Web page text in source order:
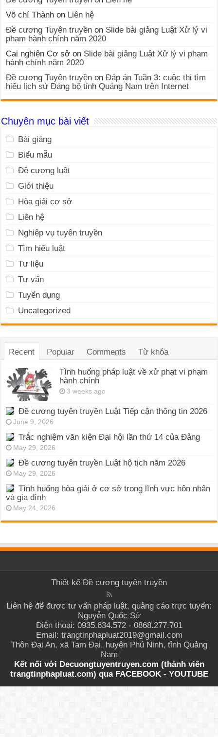
Võ chí Thành on Liên hệ
Đề cương Tuyên truyền on Slide bài giảng Luật Xử lý vi
phạm hành chính năm 2020
Cai nghiện Cơ sở on Slide bài giảng Luật Xử lý vi phạm
hành chính năm 2020
Đề cương Tuyên truyền onĐáp án Tuần 3: cuộc thi tìm
hiểu lịch sử Đảng bộ tỉnh Quảng Nam trên Internet
Chuyên mục bài viết
Bài giảng
Biểu mẫu
Đề cương luật
Giới thiệu
Hòa giải cơ sở
Liên hệ
Nghiệp vụ tuyên truyền
Tìm hiểu luật
Tư liệu
Tư vấn
Tuyển dụng
Uncategorized
Recent Popular Comments Từ khóa
Tình huống pháp luật về xử phạt vi phạm
hành chính
3 weeks ago
Đề cương tuyên truyền Luật Tiếp cận thông tin 2026
June 9, 2026
Trắc nghiệm văn kiện Đại hội lần thứ 14 của Đảng
May 29, 2026
Đề cương tuyên truyền Luật hộ tịch năm 2026
May 29, 2026
Tình huống hòa giải ở cơ sở trong lĩnh vực hôn nhân
và gia đình
May 24, 2026
Thiết kế Đề cương tuyên truyền
Liên hệ để được tư vấn pháp luật, quảng cáo trực tuyến:
Nguyễn Quốc Sử
Điện thoại: 0935.634.572 - 0868.277.701
Email: trangtinphapluat2019@gmail.com
Thôn Đại An, xã Tam Đại, huyện Phú Ninh, tỉnh Quảng
Nam
Kết nối với Decuongtuyentruyen.com (thành viên
trangtinphapluat.com) quaFACEBOOK- YOUTUBE